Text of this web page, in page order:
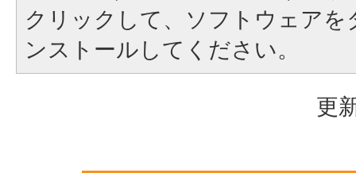
クリックして、ソフトウェア
ンストールしてください。
更